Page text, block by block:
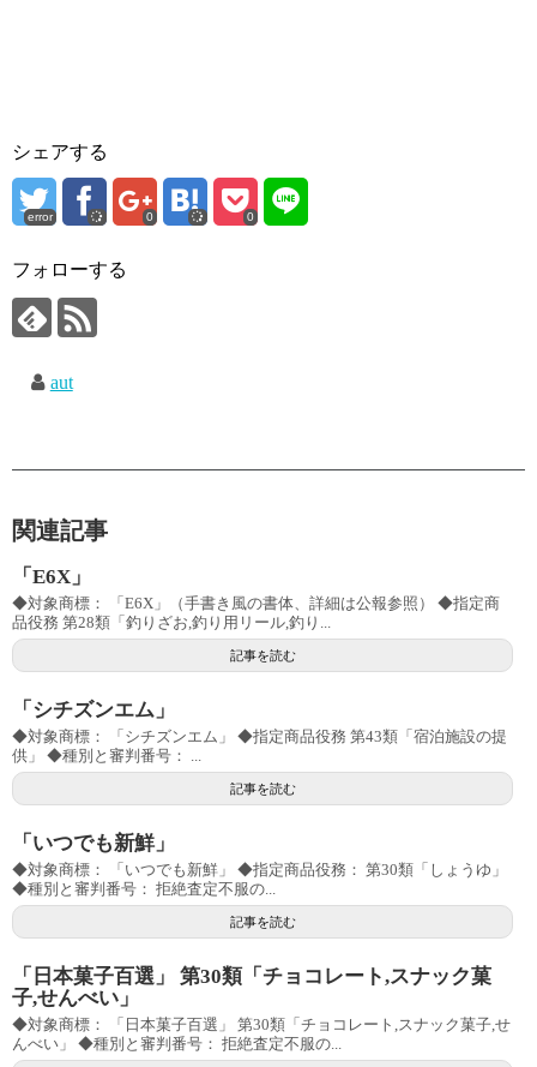
シェアする
error 0 0
フォローする
aut
関連記事
「E6X」
◆対象商標： 「E6X」（手書き風の書体、詳細は公報参照） ◆指定商
品役務 第28類「釣りざお,釣り用リール,釣り...
記事を読む
「シチズンエム」
◆対象商標： 「シチズンエム」 ◆指定商品役務 第43類「宿泊施設の提
供」 ◆種別と審判番号： ...
記事を読む
「いつでも新鮮」
◆対象商標： 「いつでも新鮮」 ◆指定商品役務： 第30類「しょうゆ」
◆種別と審判番号： 拒絶査定不服の...
記事を読む
「日本菓子百選」 第30類「チョコレート,スナック菓
子,せんべい」
◆対象商標： 「日本菓子百選」 第30類「チョコレート,スナック菓子,せ
んべい」 ◆種別と審判番号： 拒絶査定不服の...